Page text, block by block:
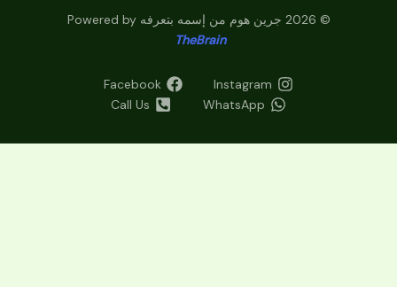
© 2026 جرين هوم من إسمه بتعرفه Powered by
TheBrain
Instagram
Facebook
WhatsApp
Call Us